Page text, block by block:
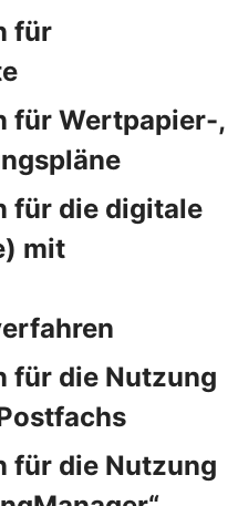
für
für Wertpapier-,
für die digitale
mit
für die Nutzung
für die Nutzung